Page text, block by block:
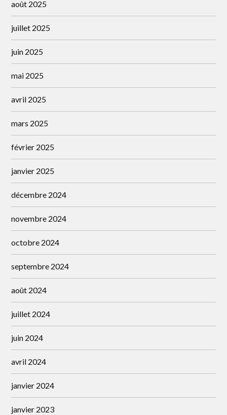
août 2025
juillet 2025
juin 2025
mai 2025
avril 2025
mars 2025
février 2025
janvier 2025
décembre 2024
novembre 2024
octobre 2024
septembre 2024
août 2024
juillet 2024
juin 2024
avril 2024
janvier 2024
janvier 2023